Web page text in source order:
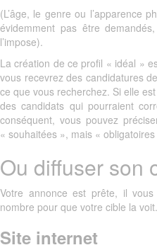
(L’âge, le genre ou l’apparence
évidemment pas être
l’impose).
La création de ce profil « idéal »
vous recevrez des candidatures
ce que vous recherchez. Si elle
des candidats qui pourraient
conséquent, vous pouvez
« souhaitées », mais « obligatoires
Ou diffuser son
Votre annonce est prête, il
nombre pour que votre cible la voit.
Site internet